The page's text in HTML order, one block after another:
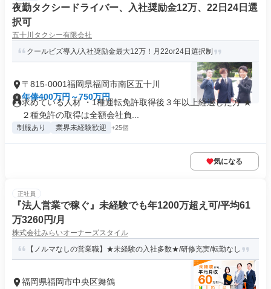
夜勤タクシードライバー、入社奨励金12万、22日24日選
択可
五十川タクシー有限会社
クールビズ導入/入社奨励金最大12万！月22or24日選択制
〒815-0001福岡県福岡市南区五十川
年俸400万円～750万円
求めている人材 ・1種運転免許取得後３年以上経過した方 ★
２種免許の取得は全額会社負...
制服あり 業界未経験歓迎 +25個
気になる
正社員
『法人営業で稼ぐ』未経験でも年1200万超え可/平均61
万3260円/月
株式会社みらいオーナーズスタイル
【ノルマなしの営業職】★未経験の入社多数★/研修充実/転勤なし
福岡県福岡市中央区舞鶴